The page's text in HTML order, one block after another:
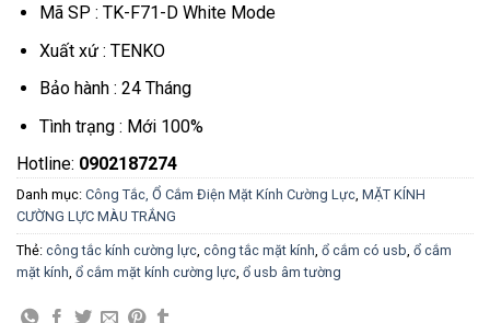
Mã SP : TK-F71-D White Mode
Xuất xứ : TENKO
Bảo hành : 24 Tháng
Tình trạng : Mới 100%
Hotline: 0902187274
Danh mục: Công Tắc, Ổ Cắm Điện Mặt Kính Cường Lực, MẶT KÍNH
CƯỜNG LỰC MÀU TRẮNG
Thẻ: công tắc kính cường lực, công tắc mặt kính, ổ cắm có usb, ổ cắm
mặt kính, ổ cắm mặt kính cường lực, ổ usb âm tường